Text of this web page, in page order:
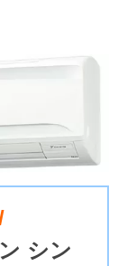
シン